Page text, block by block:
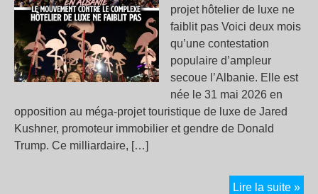
projet hôtelier de luxe ne
faiblit pas Voici deux mois
qu’une contestation
populaire d’ampleur
secoue l’Albanie. Elle est
née le 31 mai 2026 en
opposition au méga-projet touristique de luxe de Jared
Kushner, promoteur immobilier et gendre de Donald
Trump. Ce milliardaire, […]
Lire la suite »«